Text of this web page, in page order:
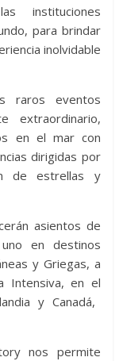
instituciones
para brindar
inolvidable
raros eventos
extraordinario,
en el mar con
dirigidas por
de estrellas y
asientos de
en destinos
y Griegas, a
Intensiva, en el
y Canadá,
nos permite